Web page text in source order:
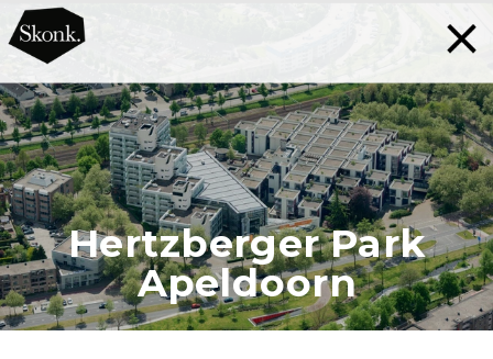
Hertzberger Park
Apeldoorn